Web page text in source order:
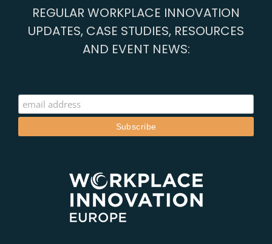
REGULAR WORKPLACE INNOVATION
UPDATES, CASE STUDIES, RESOURCES
AND EVENT NEWS: